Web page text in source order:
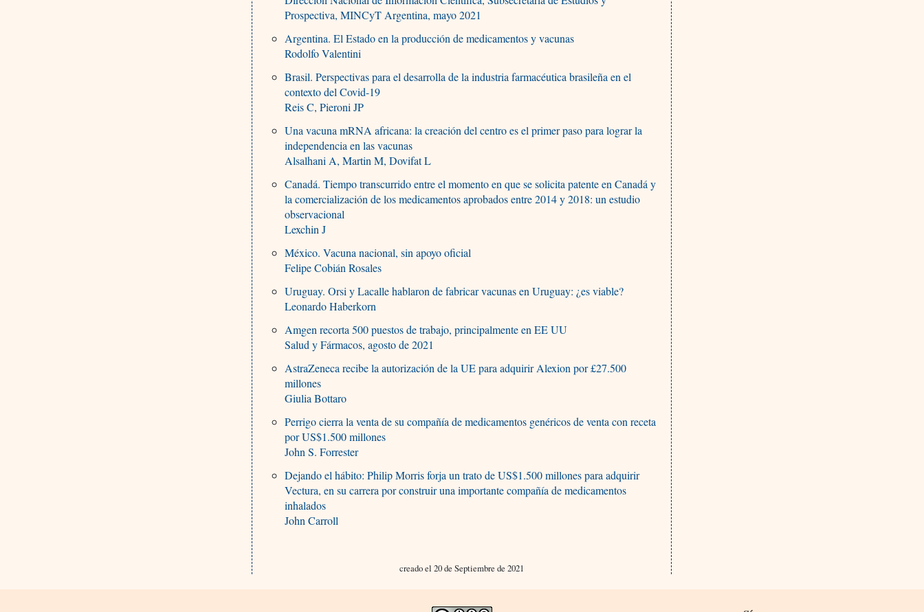
Prospectiva, MINCyT Argentina, mayo 2021
Argentina. El Estado en la producción de medicamentos y vacunas
Rodolfo Valentini
Brasil. Perspectivas para el desarrolla de la industria farmacéutica brasileña en el
contexto del Covid-19
Reis C, Pieroni JP
Una vacuna mRNA africana: la creación del centro es el primer paso para lograr la
independencia en las vacunas
Alsalhani A, Martin M, Dovifat L
Canadá. Tiempo transcurrido entre el momento en que se solicita patente en Canadá y
la comercialización de los medicamentos aprobados entre 2014 y 2018: un estudio
observacional
Lexchin J
México. Vacuna nacional, sin apoyo oficial
Felipe Cobián Rosales
Uruguay. Orsi y Lacalle hablaron de fabricar vacunas en Uruguay: ¿es viable?
Leonardo Haberkorn
Amgen recorta 500 puestos de trabajo, principalmente en EE UU
Salud y Fármacos, agosto de 2021
AstraZeneca recibe la autorización de la UE para adquirir Alexion por £27.500
millones
Giulia Bottaro
Perrigo cierra la venta de su compañía de medicamentos genéricos de venta con receta
por US$1.500 millones
John S. Forrester
Dejando el hábito: Philip Morris forja un trato de US$1.500 millones para adquirir
Vectura, en su carrera por construir una importante compañía de medicamentos
inhalados
John Carroll
creado el 20 de Septiembre de 2021